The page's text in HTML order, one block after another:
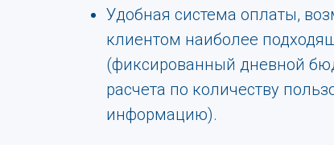
Удобная система оплаты,
клиентом наиболее
(фиксированный дневной
расчета по количеству
информацию).